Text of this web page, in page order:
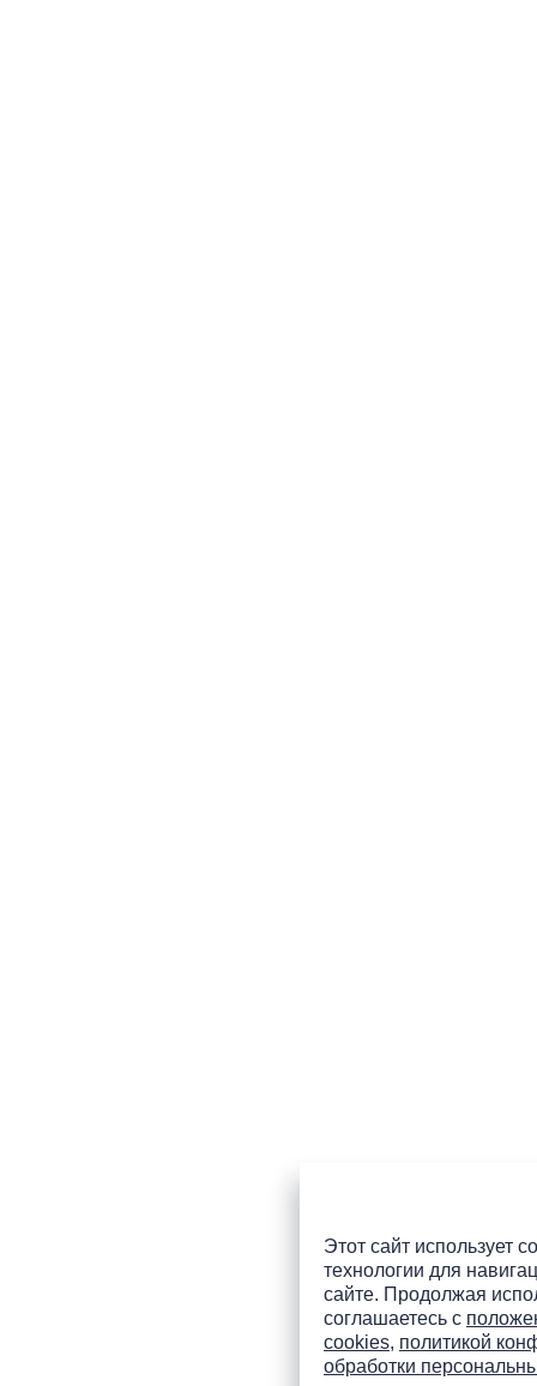
Этот сайт использует
технологии для
сайте. Продолжая
соглашаетесь с
cookies, политикой
обработки